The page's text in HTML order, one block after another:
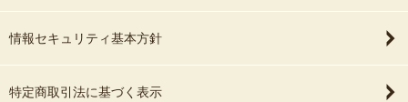
情報セキュリティ基本方針
特定商取引法に基づく表示